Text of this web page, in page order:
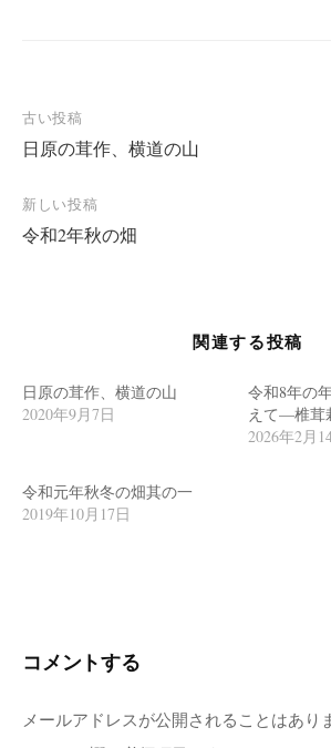
投
稿
ナ
ビ
ゲ
ン
古い投稿
日原の茸作、横道の山
新しい投稿
令和2年秋の畑
関連する投稿
日原の茸作、横道の山
2020年9月7日
令和8年の
えて—椎茸
2026年2月
令和元年秋冬の畑其の一
2019年10月17日
コメントする
メールアドレスが公開されることはあり